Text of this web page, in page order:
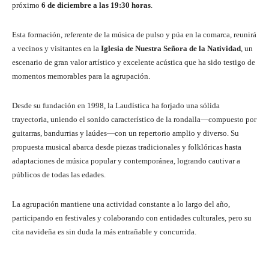
próximo 6 de diciembre a las 19:30 horas.
Esta formación, referente de la música de pulso y púa en la comarca, reunirá
a vecinos y visitantes en la Iglesia de Nuestra Señora de la Natividad, un
escenario de gran valor artístico y excelente acústica que ha sido testigo de
momentos memorables para la agrupación.
Desde su fundación en 1998, la Laudística ha forjado una sólida
trayectoria, uniendo el sonido característico de la rondalla—compuesto por
guitarras, bandurrias y laúdes—con un repertorio amplio y diverso. Su
propuesta musical abarca desde piezas tradicionales y folklóricas hasta
adaptaciones de música popular y contemporánea, logrando cautivar a
públicos de todas las edades.
La agrupación mantiene una actividad constante a lo largo del año,
participando en festivales y colaborando con entidades culturales, pero su
cita navideña es sin duda la más entrañable y concurrida.